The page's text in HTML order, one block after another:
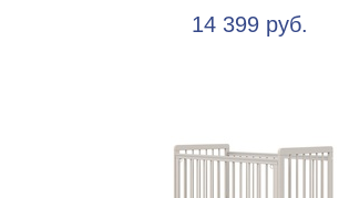
14 399 руб.